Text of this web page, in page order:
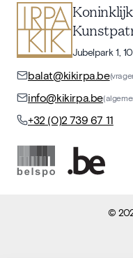
Jubelpark 1,
balat@kikirpa.be
info@kikirpa.be
+32 (0)2 739 67 11
©